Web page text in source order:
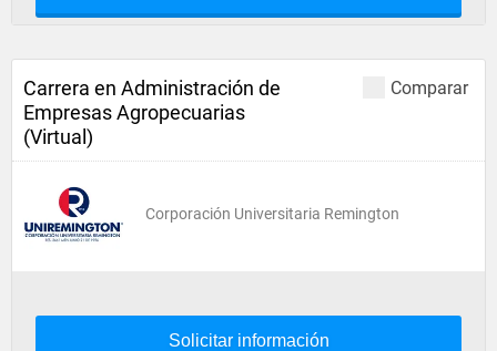
Comparar
Carrera en Administración de
Empresas Agropecuarias
(Virtual)
Corporación Universitaria Remington
Solicitar información